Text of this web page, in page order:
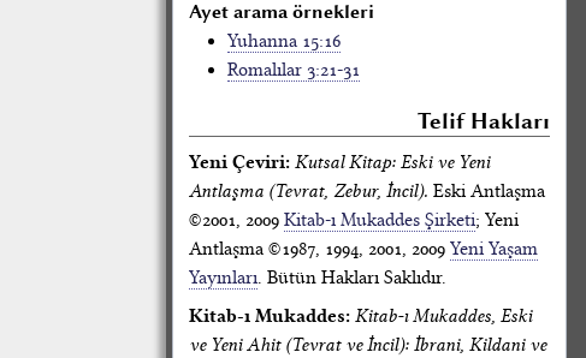
Ayet arama örnekleri
Yuhanna 15:16
Romalılar 3:21-31
Telif Hakları
Yeni Çeviri: Kutsal Kitap: Eski ve Yeni
Antlaşma (Tevrat, Zebur, İncil). Eski Antlaşma
©2001, 2009 Kitab-ı Mukaddes Şirketi; Yeni
Antlaşma ©1987, 1994, 2001, 2009 Yeni Yaşam
Yayınları. Bütün Hakları Saklıdır.
Kitab-ı Mukaddes: Kitab-ı Mukaddes, Eski
ve Yeni Ahit (Tevrat ve İncil): İbrani, Kildani ve